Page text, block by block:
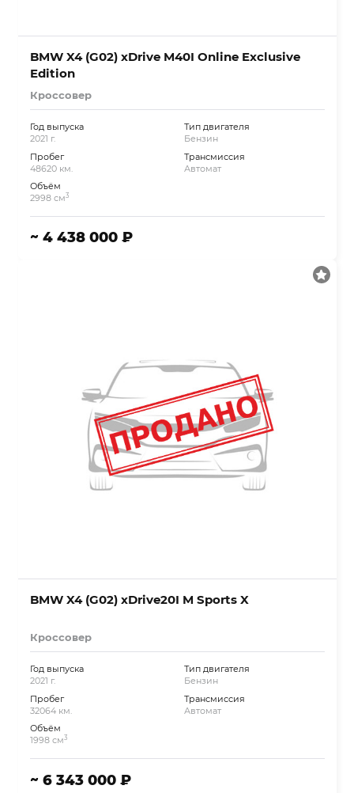
BMW X4 (G02) xDrive M40I Online Exclusive
Edition
Кроссовер
Год выпуска
2021 г.
Пробег
48620 км.
Объём
2998 см3
Тип двигателя
Бензин
Трансмиссия
Автомат
~ 4 438 000 ₽
BMW X4 (G02) xDrive20I M Sports X
Кроссовер
Год выпуска
2021 г.
Пробег
32064 км.
Объём
1998 см3
Тип двигателя
Бензин
Трансмиссия
Автомат
~ 6 343 000 ₽